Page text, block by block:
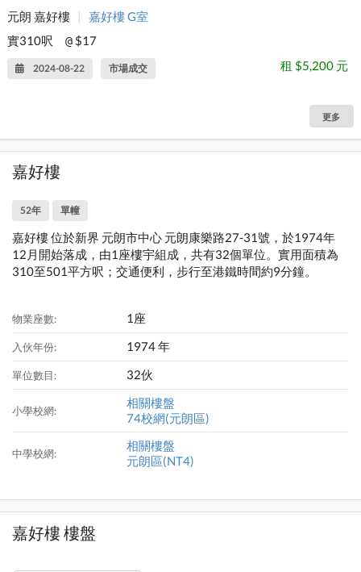
元朗 嘉好樓
嘉好樓 G室
實310呎
@ $17
2024-08-22 市場成交 租 $5,200 元
更多
嘉好樓
52年 單幢
嘉好樓 位於新界 元朗市中心 元朗康樂路27-31號，於1974年
12月開始落成，由1座樓宇組成，共有32個單位。實用面積為
310至501平方呎；交通便利，步行至港鐵時間約9分鐘。
物業座數: 1座
入伙年份: 1974 年
單位數目: 32伙
小學校網:
相關樓盤
74校網(元朗區)
中學校網:
相關樓盤
元朗區(NT4)
嘉好樓 樓盤